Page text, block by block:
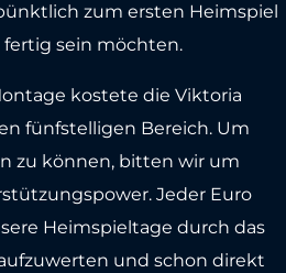
zum ersten Heimspiel
sein möchten.
kostete die Viktoria
fünfstelligen Bereich. Um
zu können, bitten wir um
Jeder Euro
Heimspieltage durch das
und schon direkt